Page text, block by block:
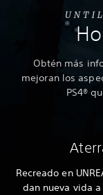
Obtén más
mejoran los
PS4®
Recreado en
dan nueva vida